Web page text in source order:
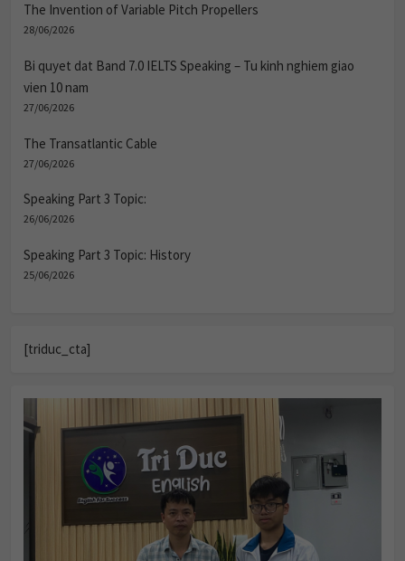
The Invention of Variable Pitch Propellers
28/06/2026
Bi quyet dat Band 7.0 IELTS Speaking – Tu kinh nghiem giao
vien 10 nam
27/06/2026
The Transatlantic Cable
27/06/2026
Speaking Part 3 Topic:
26/06/2026
Speaking Part 3 Topic: History
25/06/2026
[triduc_cta]